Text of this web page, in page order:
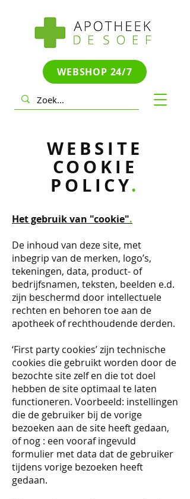
WEBSHOP 24/7
WEBSITE
COOKIE
POLICY.
Het gebruik van "cookie".
De inhoud van deze site, met
inbegrip van de merken, logo’s,
tekeningen, data, product- of
bedrijfsnamen, teksten, beelden e.d.
zijn beschermd door intellectuele
rechten en behoren toe aan de
apotheek of rechthoudende derden.​
‘First party cookies’ zijn technische
cookies die gebruikt worden door de
bezochte site zelf en die tot doel
hebben de site optimaal te laten
functioneren. Voorbeeld: instellingen
die de gebruiker bij de vorige
bezoeken aan de site heeft gedaan,
of nog : een vooraf ingevuld
formulier met data dat de gebruiker
tijdens vorige bezoeken heeft
gedaan.